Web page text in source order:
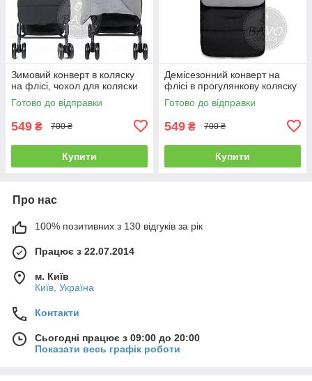
Зимовий конверт в коляску
на флісі, чохол для коляски
Готово до відправки
549 ₴ 700 ₴
Купити
Демісезонний конверт на
флісі в прогулянкову коляску
Готово до відправки
549 ₴ 700 ₴
Купити
Про нас
100% позитивних з 130 відгуків за рік
Працює з 22.07.2014
м. Київ
Київ, Україна
Контакти
Сьогодні працює з 09:00 до 20:00
Показати весь графік роботи